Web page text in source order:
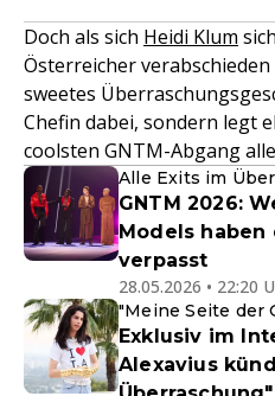
Doch als sich Heidi Klum
Österreicher
sweetes
Chefin dabei, sondern legt
coolsten GNTM-Abgang
Alle Exits im
GNTM 2026:
Models haben
verpasst
28.05.2026 • 22:20
"Meine Seite der
Exklusiv im
Alexavius